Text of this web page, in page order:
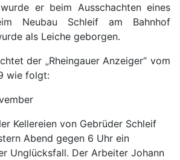
er beim Ausschachten eines
Neubau Schleif am Bahnhof
als Leiche geborgen.
der „Rheingauer Anzeiger“ vom
wie folgt:
Kellereien von Gebrüder Schleif
Abend gegen 6 Uhr ein
Unglücksfall. Der Arbeiter Johann